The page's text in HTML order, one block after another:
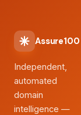
Assure100
Independent,
automated
domain
intelligence —